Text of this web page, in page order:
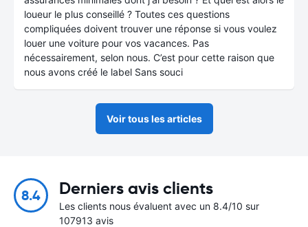
loueur le plus conseillé ? Toutes ces questions
compliquées doivent trouver une réponse si vous voulez
louer une voiture pour vos vacances. Pas
nécessairement, selon nous. C’est pour cette raison que
nous avons créé le label Sans souci
Voir tous les articles
8.4 Derniers avis clients
Les clients nous évaluent avec un 8.4/10 sur
107913 avis